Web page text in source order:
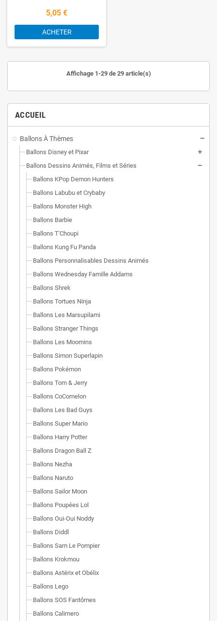
ACCUEIL
Ballons À Thèmes
Ballons Disney et Pixar
Ballons Dessins Animés, Films et Séries
Ballons KPop Demon Hunters
Ballons Labubu et Crybaby
Ballons Monster High
Ballons Barbie
Ballons T'Choupi
Ballons Kung Fu Panda
Ballons Personnalisables Dessins Animés
Ballons Wednesday Famille Addams
Ballons Shrek
Ballons Tortues Ninja
Ballons Les Marsupilami
Ballons Stranger Things
Ballons Les Moomins
Ballons Simon Superlapin
Ballons Pokémon
Ballons Tom & Jerry
Ballons CoComelon
Ballons Les Bad Guys
Ballons Super Mario
Ballons Harry Potter
Ballons Dragon Ball Z
Ballons Nezha
Ballons Naruto
Ballons Sailor Moon
Ballons Poupées Lol
Ballons Oui-Oui Noddy
Ballons Diddl
Ballons Sam Le Pompier
Ballons Krokmou
Ballons Astérix et Obélix
Ballons Lego
Ballons SOS Fantômes
Ballons Calimero
5,05 €
ACHETER
Affichage 1-29 de 29 article(s)